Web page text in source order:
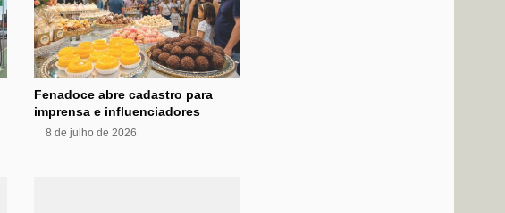
Fenadoce abre cadastro para
imprensa e influenciadores
8 de julho de 2026